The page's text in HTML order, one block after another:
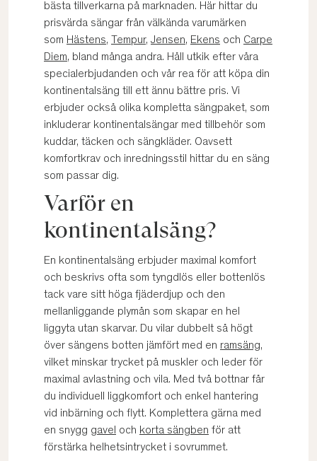
bästa tillverkarna på marknaden. Här hittar du
prisvärda sängar från välkända varumärken
som Hästens, Tempur, Jensen, Ekens och Carpe
Diem, bland många andra. Håll utkik efter våra
specialerbjudanden och vår rea för att köpa din
kontinentalsäng till ett ännu bättre pris. Vi
erbjuder också olika kompletta sängpaket, som
inkluderar kontinentalsängar med tillbehör som
kuddar, täcken och sängkläder. Oavsett
komfortkrav och inredningsstil hittar du en säng
som passar dig.
Varför en
kontinentalsäng?
En kontinentalsäng erbjuder maximal komfort
och beskrivs ofta som tyngdlös eller bottenlös
tack vare sitt höga fjäderdjup och den
mellanliggande plymån som skapar en hel
liggyta utan skarvar. Du vilar dubbelt så högt
över sängens botten jämfört med en ramsäng,
vilket minskar trycket på muskler och leder för
maximal avlastning och vila. Med två bottnar får
du individuell liggkomfort och enkel hantering
vid inbärning och flytt. Komplettera gärna med
en snygg gavel och korta sängben för att
förstärka helhetsintrycket i sovrummet.